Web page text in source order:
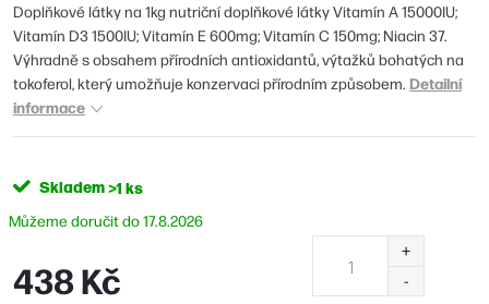
Doplňkové látky na 1kg nutriční doplňkové látky Vitamín A 15000IU;
Vitamín D3 1500IU; Vitamín E 600mg; Vitamín C 150mg; Niacin 37.
Výhradně s obsahem přírodních antioxidantů, výtažků bohatých na
tokoferol, který umožňuje konzervaci přírodním způsobem. Detailní
informace
Skladem>1 ks
17.8.2026
438 Kč